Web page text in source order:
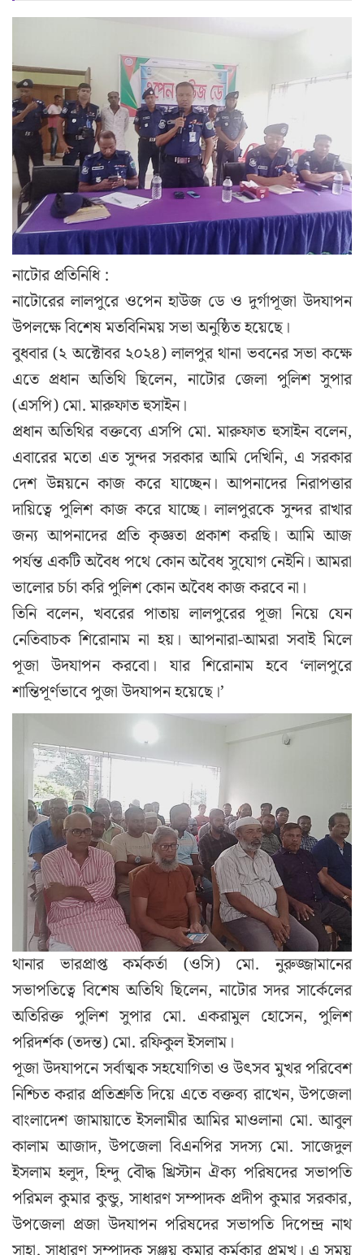
নাটোর প্রতিনিধি :
নাটোরের লালপুরে ওপেন হাউজ ডে ও দুর্গাপূজা উদযাপন
উপলক্ষে বিশেষ মতবিনিময় সভা অনুষ্ঠিত হয়েছে।
বুধবার (২ অক্টোবর ২০২৪) লালপুর থানা ভবনের সভা কক্ষে
এতে প্রধান অতিথি ছিলেন, নাটোর জেলা পুলিশ সুপার
(এসপি) মো. মারুফাত হুসাইন।
প্রধান অতিথির বক্তব্যে এসপি মো. মারুফাত হুসাইন বলেন,
এবারের মতো এত সুন্দর সরকার আমি দেখিনি, এ সরকার
দেশ উন্নয়নে কাজ করে যাচ্ছেন। আপনাদের নিরাপত্তার
দায়িত্বে পুলিশ কাজ করে যাচ্ছে। লালপুরকে সুন্দর রাখার
জন্য আপনাদের প্রতি কৃজ্ঞতা প্রকাশ করছি। আমি আজ
পর্যন্ত একটি অবৈধ পথে কোন অবৈধ সুযোগ নেইনি। আমরা
ভালোর চর্চা করি পুলিশ কোন অবৈধ কাজ করবে না।
তিনি বলেন, খবরের পাতায় লালপুরের পূজা নিয়ে যেন
নেতিবাচক শিরোনাম না হয়। আপনারা-আমরা সবাই মিলে
পূজা উদযাপন করবো। যার শিরোনাম হবে ‘লালপুরে
শান্তিপূর্ণভাবে পুজা উদযাপন হয়েছে।’
থানার ভারপ্রাপ্ত কর্মকর্তা (ওসি) মো. নুরুজ্জামানের
সভাপতিত্বে বিশেষ অতিথি ছিলেন, নাটোর সদর সার্কেলের
অতিরিক্ত পুলিশ সুপার মো. একরামুল হোসেন, পুলিশ
পরিদর্শক (তদন্ত) মো. রফিকুল ইসলাম।
পূজা উদযাপনে সর্বাত্মক সহযোগিতা ও উৎসব মুখর পরিবেশ
নিশ্চিত করার প্রতিশ্রুতি দিয়ে এতে বক্তব্য রাখেন, উপজেলা
বাংলাদেশ জামায়াতে ইসলামীর আমির মাওলানা মো. আবুল
কালাম আজাদ, উপজেলা বিএনপির সদস্য মো. সাজেদুল
ইসলাম হলুদ, হিন্দু বৌদ্ধ খ্রিস্টান ঐক্য পরিষদের সভাপতি
পরিমল কুমার কুন্ডু, সাধারণ সম্পাদক প্রদীপ কুমার সরকার,
উপজেলা প্রজা উদযাপন পরিষদের সভাপতি দিপেন্দ্র নাথ